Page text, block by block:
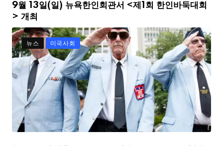
9월 13일(일) 뉴욕한인회관서 <제1회 한인바둑대회
> 개최
뉴스 미국사회